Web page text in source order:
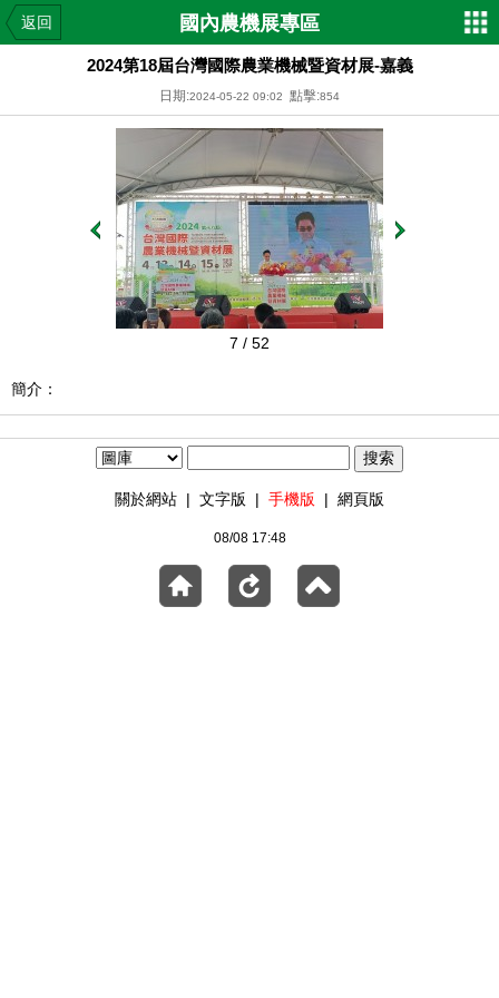
返回 國內農機展專區
2024第18屆台灣國際農業機械暨資材展-嘉義
日期:2024-05-22 09:02 點擊:854
7 / 52
簡介：
關於網站 | 文字版 | 手機版 | 網頁版
08/08 17:48